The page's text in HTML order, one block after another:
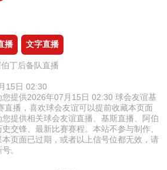
播 文字直播
伯丁后备队直播
15日 02:30
您提供2026年07月15日 02:30 球会友谊基
直播，喜欢球会友谊可以提前收藏本页面
提供相关球会友谊直播、基斯直播、阿伯
交锋、最新比赛赛程。本站不参与制作、
页面已过期，或者以上信号位都无效，请
。